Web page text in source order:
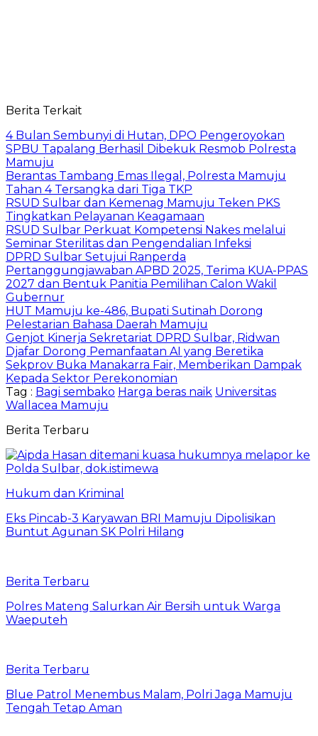
Berita Terkait
4 Bulan Sembunyi di Hutan, DPO Pengeroyokan
SPBU Tapalang Berhasil Dibekuk Resmob Polresta
Mamuju
Berantas Tambang Emas Ilegal, Polresta Mamuju
Tahan 4 Tersangka dari Tiga TKP
RSUD Sulbar dan Kemenag Mamuju Teken PKS
Tingkatkan Pelayanan Keagamaan
RSUD Sulbar Perkuat Kompetensi Nakes melalui
Seminar Sterilitas dan Pengendalian Infeksi
DPRD Sulbar Setujui Ranperda
Pertanggungjawaban APBD 2025, Terima KUA-PPAS
2027 dan Bentuk Panitia Pemilihan Calon Wakil
Gubernur
HUT Mamuju ke-486, Bupati Sutinah Dorong
Pelestarian Bahasa Daerah Mamuju
Genjot Kinerja Sekretariat DPRD Sulbar, Ridwan
Djafar Dorong Pemanfaatan AI yang Beretika
Sekprov Buka Manakarra Fair, Memberikan Dampak
Kepada Sektor Perekonomian
Tag : Bagi sembako Harga beras naik Universitas
Wallacea Mamuju
Berita Terbaru
Hukum dan Kriminal
Eks Pincab-3 Karyawan BRI Mamuju Dipolisikan
Buntut Agunan SK Polri Hilang
Berita Terbaru
Polres Mateng Salurkan Air Bersih untuk Warga
Waeputeh
Berita Terbaru
Blue Patrol Menembus Malam, Polri Jaga Mamuju
Tengah Tetap Aman